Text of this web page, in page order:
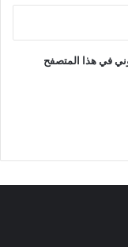
في هذا المتصفح